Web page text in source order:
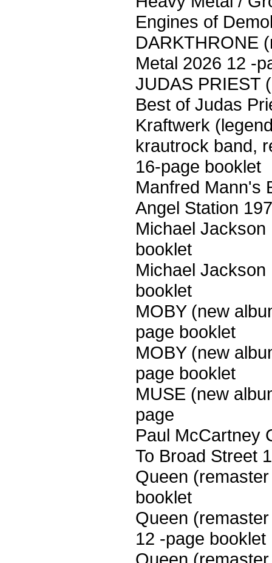
Engines of
DARKTHRONE
Metal 2026 12 -
JUDAS PRIEST
Best of Judas
Kraftwerk
krautrock band,
16-page booklet
Manfred Mann's
Angel Station
Michael
booklet
Michael
booklet
MOBY (new
page booklet
MOBY (new
page booklet
MUSE (new
page
Paul McCartney
To Broad Street
Queen
booklet
Queen
12 -page booklet
Queen